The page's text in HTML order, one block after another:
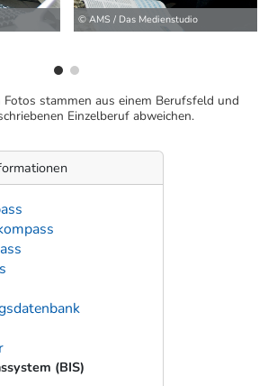
© AMS / Das Medienstudio
Fotos stammen aus einem Berufsfeld und
Einzelberuf abweichen.
(BIS)